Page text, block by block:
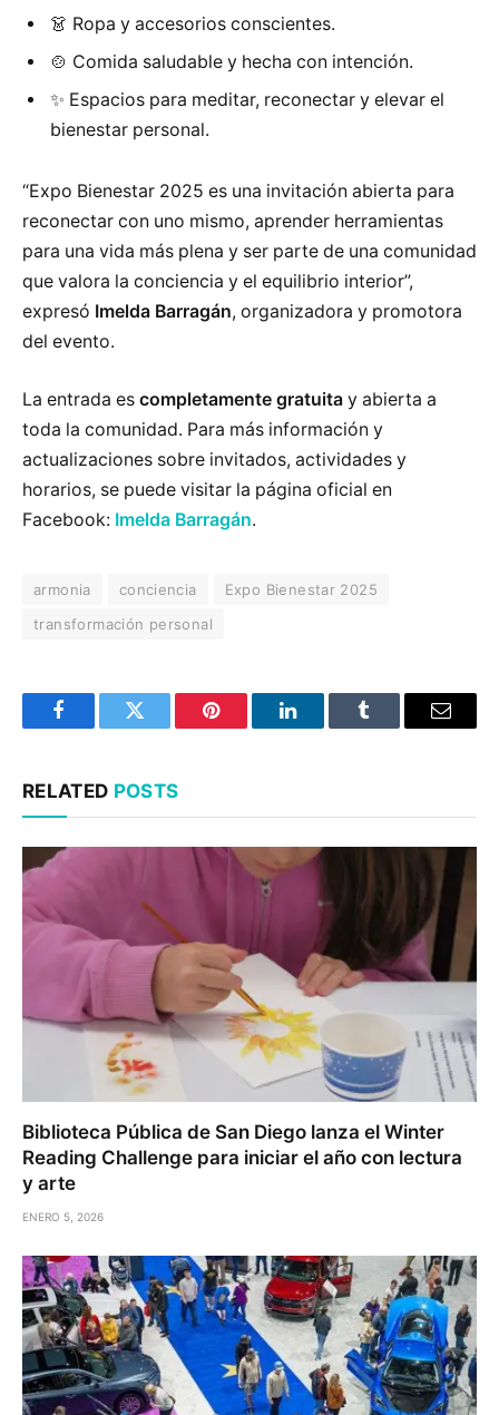
👗 Ropa y accesorios conscientes.
🍲 Comida saludable y hecha con intención.
✨ Espacios para meditar, reconectar y elevar el
bienestar personal.
“Expo Bienestar 2025 es una invitación abierta para
reconectar con uno mismo, aprender herramientas
para una vida más plena y ser parte de una comunidad
que valora la conciencia y el equilibrio interior”,
expresó Imelda Barragán, organizadora y promotora
del evento.
La entrada es completamente gratuita y abierta a
toda la comunidad. Para más información y
actualizaciones sobre invitados, actividades y
horarios, se puede visitar la página oficial en
Facebook: Imelda Barragán.
armonia conciencia
Expo Bienestar 2025
transformación personal
FacebookTwitter Pinterest LinkedInTumblr Email
RELATED POSTS
Biblioteca Pública de San Diego lanza el Winter
Reading Challenge para iniciar el año con lectura
y arte
ENERO 5, 2026